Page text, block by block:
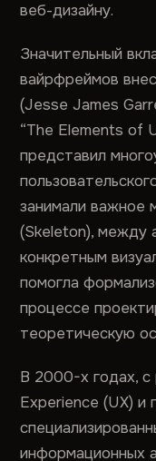
веб-дизайну.
Значительный
вайрфреймов
(Jesse James
“The Elements of
представил
занимали важное
(Skeleton), между
конкретным
помогла
процессе
теоретическую
В 2000-х годах, с
Experience (UX) и
информационных